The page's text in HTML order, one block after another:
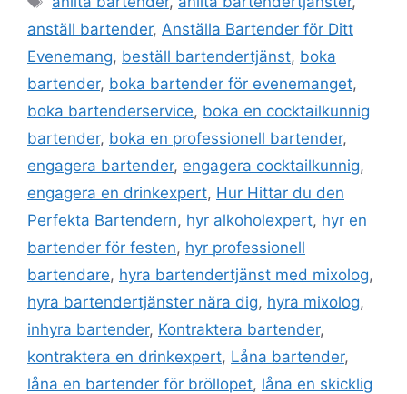
o
o
k
n p
p
anställ bartender, Anställa Bartender för Ditt
Evenemang, beställ bartendertjänst, boka
bartender, boka bartender för evenemanget,
boka bartenderservice, boka en cocktailkunnig
bartender, boka en professionell bartender,
engagera bartender, engagera cocktailkunnig,
engagera en drinkexpert, Hur Hittar du den
Perfekta Bartendern, hyr alkoholexpert, hyr en
bartender för festen, hyr professionell
bartendare, hyra bartendertjänst med mixolog,
hyra bartendertjänster nära dig, hyra mixolog,
inhyra bartender, Kontraktera bartender,
kontraktera en drinkexpert, Låna bartender,
låna en bartender för bröllopet, låna en skicklig